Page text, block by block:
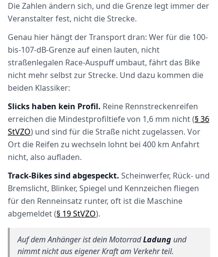
Die Zahlen ändern sich, und die Grenze legt immer der
Veranstalter fest, nicht die Strecke.
Genau hier hängt der Transport dran: Wer für die 100-
bis-107-dB-Grenze auf einen lauten, nicht
straßenlegalen Race-Auspuff umbaut, fährt das Bike
nicht mehr selbst zur Strecke. Und dazu kommen die
beiden Klassiker:
Slicks haben kein Profil. Reine Rennstreckenreifen
erreichen die Mindestprofiltiefe von 1,6 mm nicht (§ 36
StVZO) und sind für die Straße nicht zugelassen. Vor
Ort die Reifen zu wechseln lohnt bei 400 km Anfahrt
nicht, also aufladen.
Track-Bikes sind abgespeckt. Scheinwerfer, Rück- und
Bremslicht, Blinker, Spiegel und Kennzeichen fliegen
für den Renneinsatz runter, oft ist die Maschine
abgemeldet (§ 19 StVZO).
Auf dem Anhänger ist dein MotorradLadung und
nimmt nicht aus eigener Kraft am Verkehr teil.